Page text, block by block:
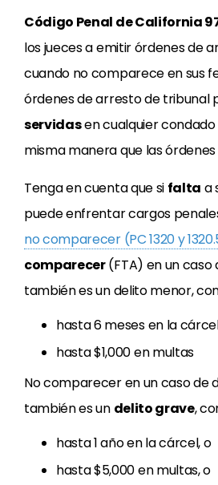
Código Penal de California
los jueces a emitir órdenes de
cuando no comparece en sus
órdenes de arresto de tribunal
servidasen cualquier
misma manera que las
Tenga en cuenta que si falta a
puede enfrentar cargos
no comparecer (PC 1320 y
comparecer(FTA) en un caso
también es un delito menor,
hasta 6 meses en la
hasta $1,000 en multas
No comparecer en un caso de
también es un delito grave,
hasta 1 año en la cárcel, o
hasta $5,000 en multas, o